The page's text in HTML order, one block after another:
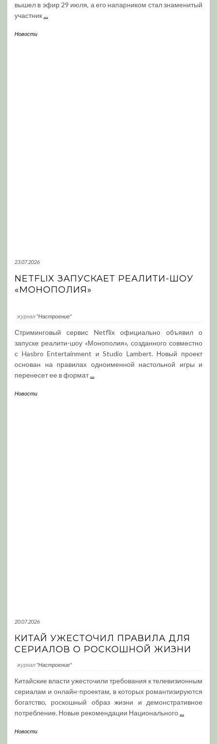
вышел в эфир 29 июля, а его напарником стал знаменитый
участник...
Новости
23.07.2026
NETFLIX ЗАПУСКАЕТ РЕАЛИТИ-ШОУ
«МОНОПОЛИЯ»
журнал "Настроение"
Стриминговый сервис Netflix официально объявил о
запуске реалити-шоу «Монополия», созданного совместно
с Hasbro Entertainment и Studio Lambert. Новый проект
основан на правилах одноименной настольной игры и
перенесет ее в формат...
Новости
20.07.2026
КИТАЙ УЖЕСТОЧИЛ ПРАВИЛА ДЛЯ
СЕРИАЛОВ О РОСКОШНОЙ ЖИЗНИ
журнал "Настроение"
Китайские власти ужесточили требования к телевизионным
сериалам и онлайн-проектам, в которых романтизируются
богатство, роскошный образ жизни и демонстративное
потребление. Новые рекомендации Национального...
Новости